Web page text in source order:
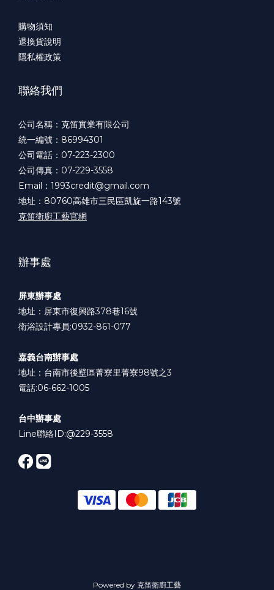
購物須知
退換貨說明
隱私權政策
聯絡我們
公司名稱：克笛實業有限公司
統一編號：86994301
公司電話：07-223-2300
公司傳真：07-229-3558
Email：1993credit@gmail.com
地址：80760高雄市三民區凱旋一路143號
克笛衛廚工藝官網
辦事處
屏東辦事處
地址：屏東市復興路378巷16號
衛浴設計專員:0932-861-077
嘉義台南辦事處
地址：台南市後壁區菁寮里菁寮98號之3
電話:06-662-1005
台中辦事處
Line聯絡ID:@229-3558
Powered by 克笛衛廚工藝